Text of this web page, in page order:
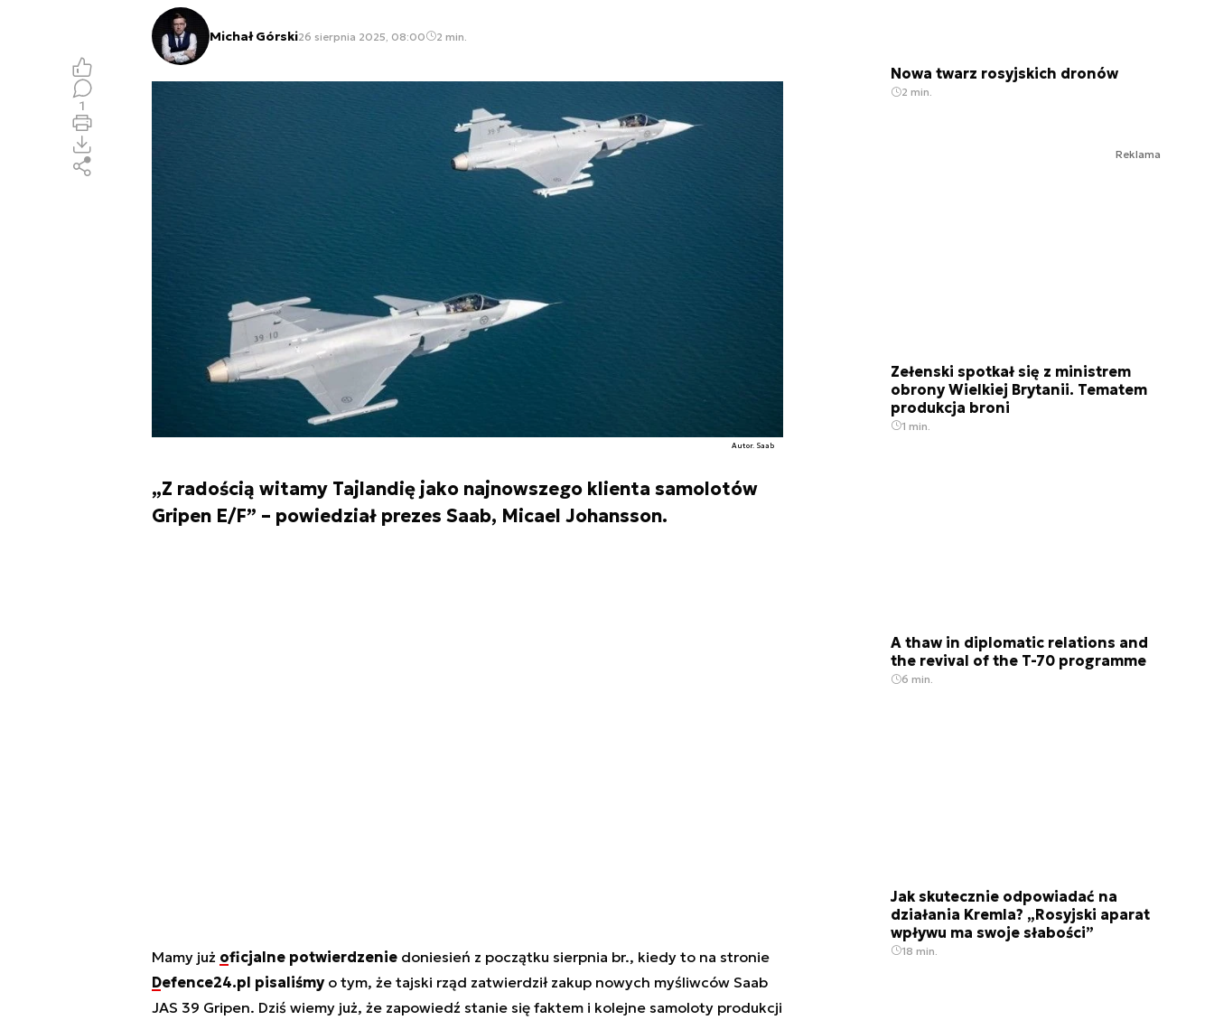
Michał Górski26 sierpnia 2025, 08:00 2 min.
Autor. Saab
„Z radością witamy Tajlandię jako najnowszego klienta samolotów
Gripen E/F” – powiedział prezes Saab, Micael Johansson.
1
Mamy już oficjalne potwierdzeniedoniesień z początku sierpnia br., kiedy to na stronie
Defence24.pl pisaliśmyo tym, że tajski rząd zatwierdził zakup nowych myśliwców Saab
JAS 39 Gripen. Dziś wiemy już, że zapowiedź stanie się faktem i kolejne samoloty produkcji
Nowa twarz rosyjskich dronów
2 min.
Reklama
Zełenski spotkał się z ministrem
obrony Wielkiej Brytanii. Tematem
produkcja broni
1 min.
A thaw in diplomatic relations and
the revival of the T-70 programme
6 min.
Jak skutecznie odpowiadać na
działania Kremla? „Rosyjski aparat
wpływu ma swoje słabości”
18 min.